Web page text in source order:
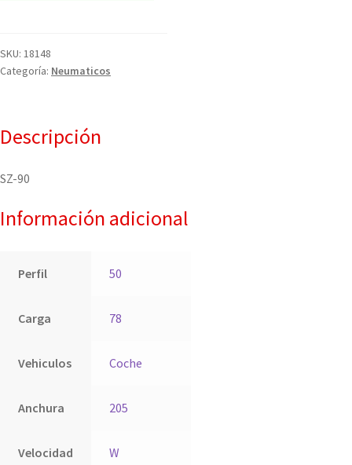
SKU: 18148
Categoría: Neumaticos
Descripción
SZ-90
Información adicional
Perfil 50
Carga 78
Vehiculos Coche
Anchura 205
Velocidad W